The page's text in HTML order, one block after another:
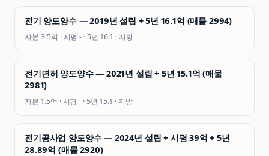
전기 양도양수 — 2019년 설립 + 5년 16.1억 (매물 2994)
자본 3.5억 · 시평- · 5년16.1 · 지방
전기면허 양도양수 — 2021년 설립 + 5년 15.1억 (매물
2981)
자본 1.5억 · 시평- · 5년15.1 · 지방
전기공사업 양도양수 — 2024년 설립 + 시평 39억 + 5년
28.89억 (매물 2920)